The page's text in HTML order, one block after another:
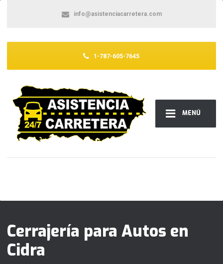
MENÚ
info@asistenciacarretera.com
1-787-605-7645
Cerrajería para Autos en
Cidra